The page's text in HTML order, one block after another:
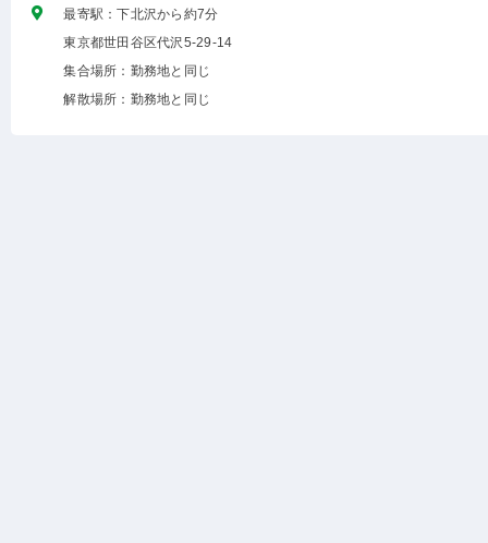
最寄駅：下北沢から約7分
東京都世田谷区代沢5-29-14
集合場所：勤務地と同じ
解散場所：勤務地と同じ